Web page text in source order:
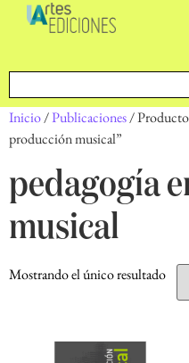
Inicio/Publicaciones/
producción musical”
pedagogía
musical
Mostrando el único resultado